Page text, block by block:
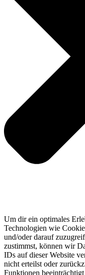
Um dir ein optimales
Technologien wie
und/oder darauf
zustimmst, können wir
IDs auf dieser Website
nicht erteilst oder
Funktionen